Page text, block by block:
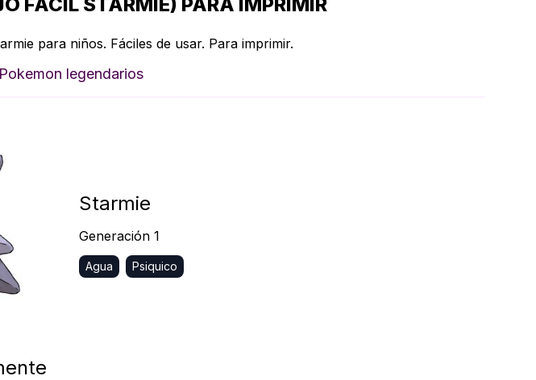
para niños. Fáciles de usar. Para imprimir.
Pokemon legendarios
Starmie
Generación 1
Agua Psiquico